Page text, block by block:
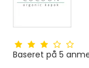
Baseret på 5